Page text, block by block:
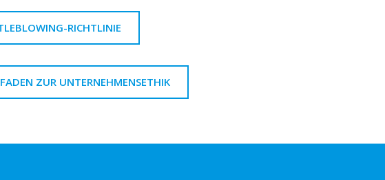
RICHTLINIE
ZUR UNTERNEHMENSETHIK